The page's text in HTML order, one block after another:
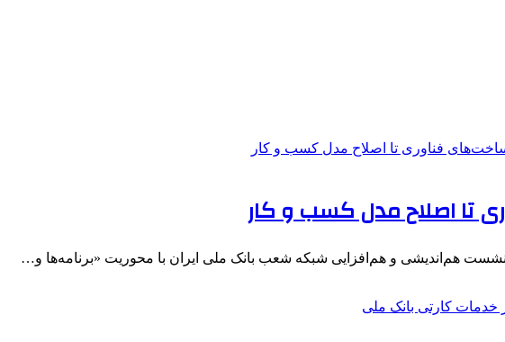
تا اصلاح مدل کسب و کار
هم‌اندیشی و هم‌افزایی شبکه شعب بانک ملی ایران با محوریت «برنامه‌ها و…